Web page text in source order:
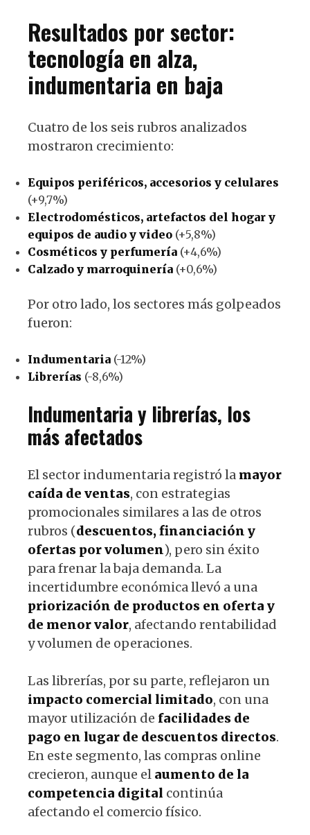
Resultados por sector:
tecnología en alza,
indumentaria en baja
Cuatro de los seis rubros analizados
mostraron crecimiento:
Equipos periféricos, accesorios y celulares
(+9,7%)
Electrodomésticos, artefactos del hogar y
equipos de audio y video (+5,8%)
Cosméticos y perfumería (+4,6%)
Calzado y marroquinería (+0,6%)
Por otro lado, los sectores más golpeados
fueron:
Indumentaria (-12%)
Librerías (-8,6%)
Indumentaria y librerías, los
más afectados
El sector indumentaria registró la mayor
caída de ventas, con estrategias
promocionales similares a las de otros
rubros (descuentos, financiación y
ofertas por volumen), pero sin éxito
para frenar la baja demanda. La
incertidumbre económica llevó a una
priorización de productos en oferta y
de menor valor, afectando rentabilidad
y volumen de operaciones.
Las librerías, por su parte, reflejaron un
impacto comercial limitado, con una
mayor utilización de facilidades de
pago en lugar de descuentos directos.
En este segmento, las compras online
crecieron, aunque el aumento de la
competencia digital continúa
afectando el comercio físico.